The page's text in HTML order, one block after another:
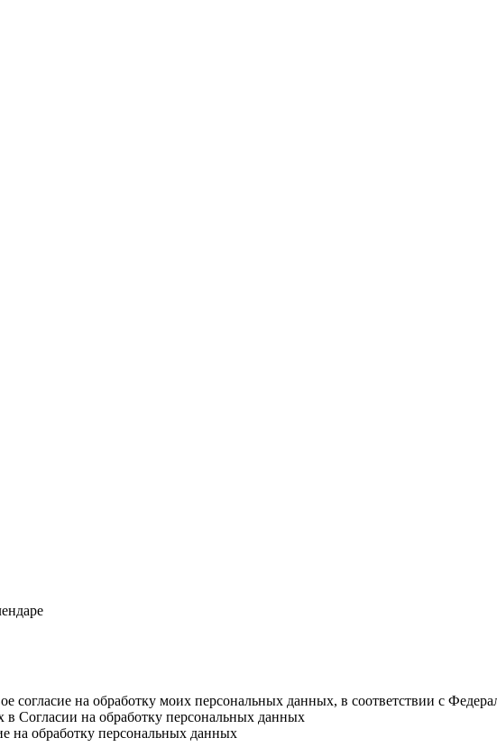
согласие на обработку моих персональных данных, в соответствии с
Согласии на обработку персональных данных
на обработку персональных данных